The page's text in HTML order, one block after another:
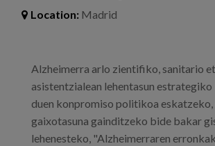
Location: Madrid
Alzheimerra arlo zientifiko, sanitario
asistentzialean lehentasun
duen konpromiso politikoa eskatzeko,
gaixotasuna gainditzeko bide bakar
lehenesteko, "Alzheimerraren